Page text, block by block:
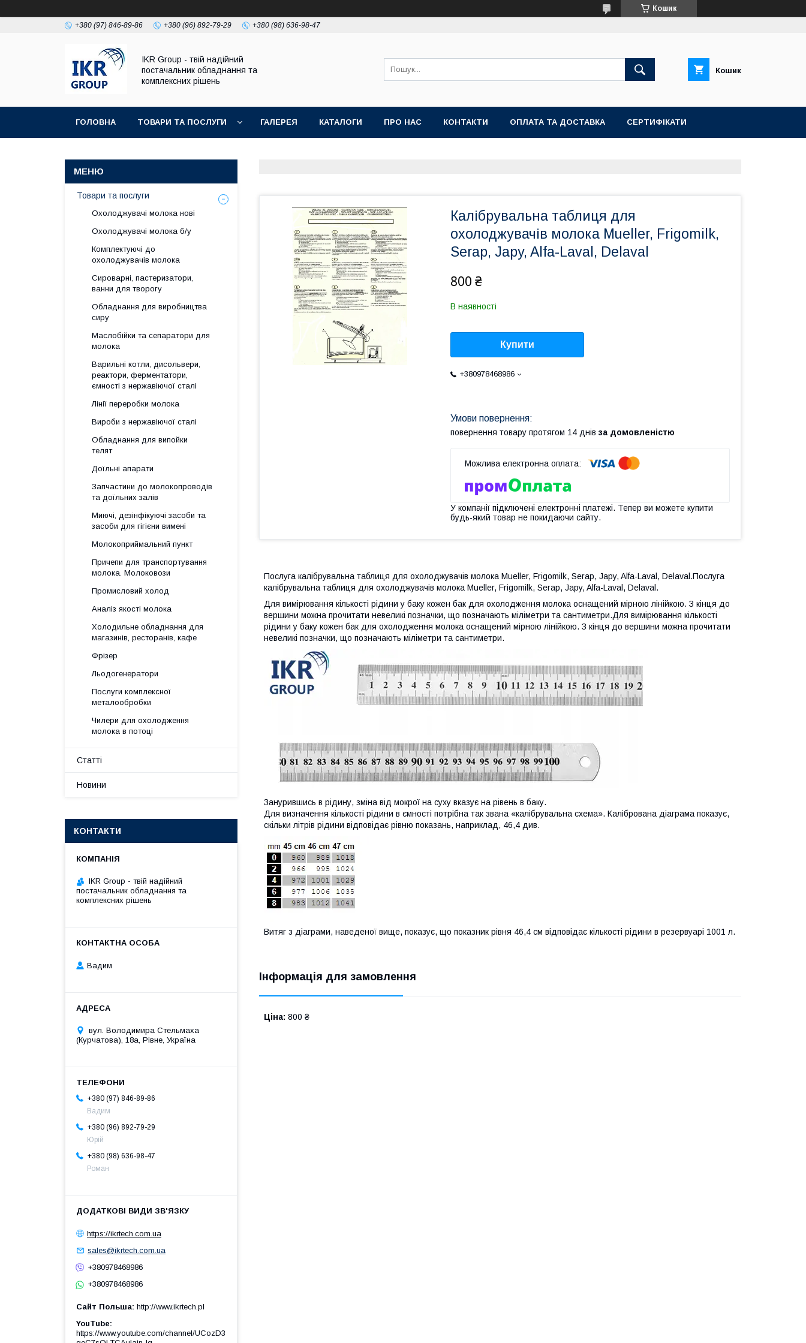
Кошик
+380 (97) 846-89-86 +380 (96) 892-79-29 +380 (98) 636-98-47
IKR Group - твій надійний
постачальник обладнання та
комплексних рішень
Кошик
ГОЛОВНА ТОВАРИ ТА ПОСЛУГИ ГАЛЕРЕЯ КАТАЛОГИ ПРО НАС КОНТАКТИ ОПЛАТА ТА ДОСТАВКА СЕРТИФІКАТИ
Калібрувальна таблиця для
охолоджувачів молока Mueller, Frigomilk,
Serap, Japy, Alfa-Laval, Delaval
800 ₴
В наявності
Купити
+380978468986
повернення товару протягом 14 днів за домовленістю
У компанії підключені електронні платежі. Тепер ви можете купити
будь-який товар не покидаючи сайту.
Послуга калібрувальна таблиця для охолоджувачів молока Mueller, Frigomilk, Serap, Japy, Alfa-Laval, Delaval.Послуга
калібрувальна таблиця для охолоджувачів молока Mueller, Frigomilk, Serap, Japy, Alfa-Laval, Delaval.
Для вимірювання кількості рідини у баку кожен бак для охолодження молока оснащений мірною лінійкою. З кінця до
вершини можна прочитати невеликі позначки, що позначають міліметри та сантиметри.Для вимірювання кількості
рідини у баку кожен бак для охолодження молока оснащений мірною лінійкою. З кінця до вершини можна прочитати
невеликі позначки, що позначають міліметри та сантиметри.
Занурившись в рідину, зміна від мокрої на суху вказує на рівень в баку.
Для визначення кількості рідини в ємності потрібна так звана «калібрувальна схема». Калібрована діаграма показує,
скільки літрів рідини відповідає рівню показань, наприклад, 46,4 див.
Витяг з діаграми, наведеної вище, показує, що показник рівня 46,4 см відповідає кількості рідини в резервуарі 1001 л.
Інформація для замовлення
Ціна: 800 ₴
Товари та послуги
Охолоджувачі молока нові
Охолоджувачі молока б/у
Комплектуючі до
охолоджувачів молока
Сироварні, пастеризатори,
ванни для творогу
Обладнання для виробництва
сиру
Маслобійки та сепаратори для
молока
Варильні котли, дисольвери,
реактори, ферментатори,
ємності з нержавіючої сталі
Лінії переробки молока
Вироби з нержавіючої сталі
Обладнання для випойки
телят
Доїльні апарати
Запчастини до молокопроводів
та доїльних залів
Миючі, дезінфікуючі засоби та
засоби для гігієни вимені
Молокоприймальний пункт
Причепи для транспортування
молока. Молоковози
Промисловий холод
Аналіз якості молока
Холодильне обладнання для
магазинів, ресторанів, кафе
Фрізер
Льодогенератори
Послуги комплексної
металообробки
Чилери для охолодження
молока в потоці
Статті
Новини
КОНТАКТИ
IKR Group - твій надійний
постачальник обладнання та
комплексних рішень
Вадим
вул. Володимира Стельмаха
(Курчатова), 18а, Рівне, Україна
+380 (97) 846-89-86
Вадим
+380 (96) 892-79-29
Юрій
+380 (98) 636-98-47
Роман
https://ikrtech.com.ua
sales@ikrtech.com.ua
+380978468986
+380978468986
Сайт Польша http://www.ikrtech.pl
YouTube
https://www.youtube.com/channel/UCozD3